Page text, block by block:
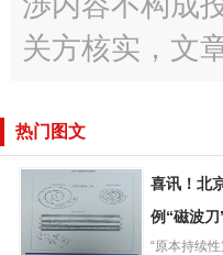
关方核实，文
热门图文
喜讯！北
例“磁波刀
“原本持续